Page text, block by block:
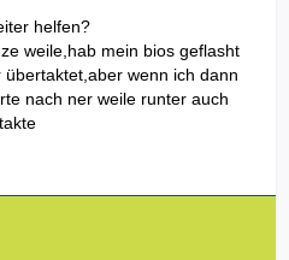
helfen?
weile,hab mein bios geflasht
wenn ich dann
nach ner weile runter auch